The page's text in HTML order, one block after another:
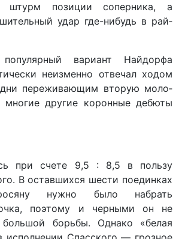
штурм позиции соперника, а
удар где-нибудь в рай­
вариант Найдорфа
неизменно отве­чал ходом
переживающим вторую моло­
другие коронные дебюты
при счете 9,5 : 8,5 в пользу
В оставшихся шести по­единках
нужно было набрать
поэтому и черными он не
большой борь­бы. Однако «белая